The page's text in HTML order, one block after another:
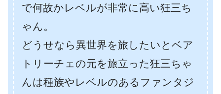
で何故かレベルが非常に高い狂三ち
ゃん。
どうせなら異世界を旅したいとベア
トリーチェの元を旅立った狂三ちゃ
んは種族やレベルのあるファンタジ